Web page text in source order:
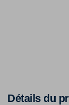
Détails du